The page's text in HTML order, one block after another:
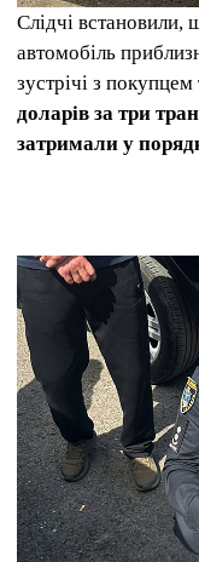
Слідчі встановили,
автомобіль
зустрічі з
доларів за три
затримали у